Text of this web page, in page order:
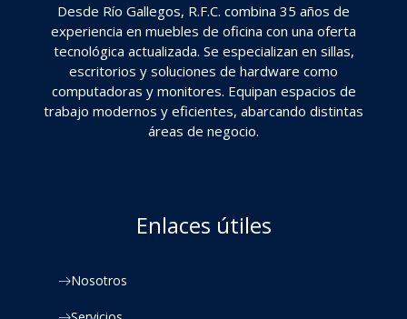
Desde Río Gallegos, R.F.C. combina 35 años de
experiencia en muebles de oficina con una oferta
tecnológica actualizada. Se especializan en sillas,
escritorios y soluciones de hardware como
computadoras y monitores. Equipan espacios de
trabajo modernos y eficientes, abarcando distintas
áreas de negocio.
Enlaces útiles
Nosotros